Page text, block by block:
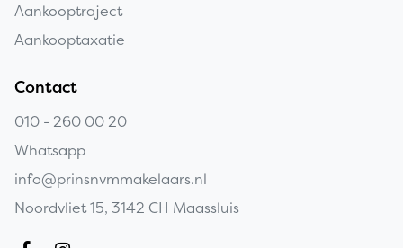
Aankooptraject
Aankooptaxatie
Contact
010 - 260 00 20
Whatsapp
info@prinsnvmmakelaars.nl
Noordvliet 15, 3142 CH Maassluis